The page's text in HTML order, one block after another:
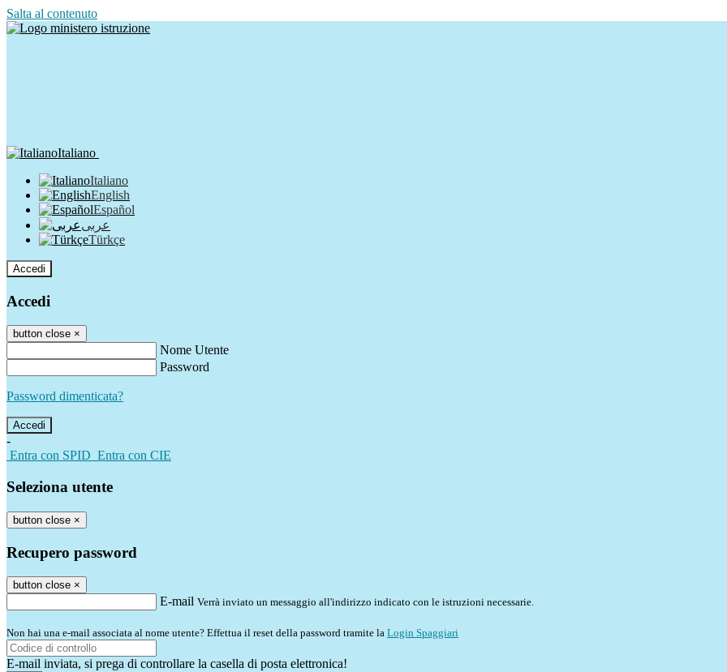
Salta al contenuto
Italiano
Italiano
English
Español
عربى
Türkçe
Accedi
Accedi
button close ×
Nome Utente
Password
Password dimenticata?
-
Entra con SPID Entra con CIE
Seleziona utente
button close ×
Recupero password
button close ×
E-mail Verrà inviato un messaggio all'indirizzo indicato con le istruzioni necessarie.
Non hai una e-mail associata al nome utente? Effettua il reset della password tramite la Login Spaggiari
E-mail inviata, si prega di controllare la casella di posta elettronica!